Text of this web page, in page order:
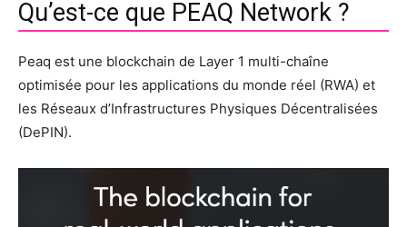
Qu’est-ce que PEAQ Network ?
Peaq est une blockchain de Layer 1 multi-chaîne
optimisée pour les applications du monde réel (RWA) et
les Réseaux d’Infrastructures Physiques Décentralisées
(DePIN).